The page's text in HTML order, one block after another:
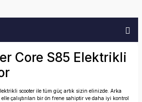
Core S85 Elektrikli
scooter ile tüm güç artık sizin elinizde. Arka
çalıştırılan bir ön frene sahiptir ve daha iyi kontrol